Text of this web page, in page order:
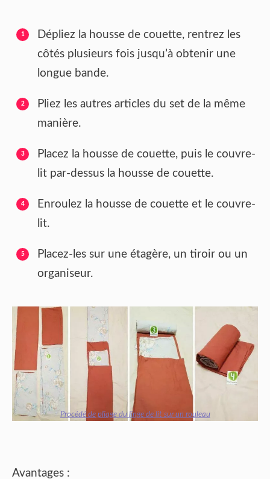
Dépliez la housse de couette, rentrez les
côtés plusieurs fois jusqu’à obtenir une
longue bande.
Pliez les autres articles du set de la même
manière.
Placez la housse de couette, puis le couvre-
lit par-dessus la housse de couette.
Enroulez la housse de couette et le couvre-
lit.
Placez-les sur une étagère, un tiroir ou un
organiseur.
Procédé de pliage du linge de lit sur un rouleau
Avantages :